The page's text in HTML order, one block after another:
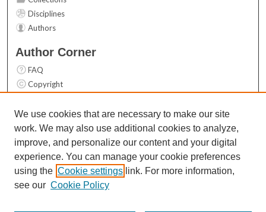
Disciplines
Authors
Author Corner
FAQ
Copyright
Contact Us
Links
Top 10 Downloads (All time)
Activity by year
We use cookies that are necessary to make our site
work. We may also use additional cookies to analyze,
improve, and personalize our content and your digital
experience. You can manage your cookie preferences
using the Cookie settings link. For more information,
see our Cookie Policy